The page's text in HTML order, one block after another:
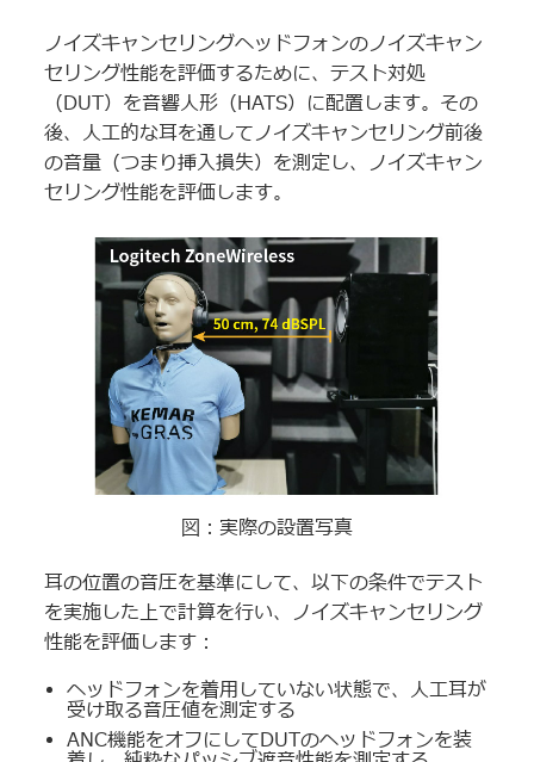
ノイズキャンセリングヘッドフォンのノイズキャン
セリング性能を評価するために、テスト対処
（DUT）を音響人形（HATS）に配置します。その
後、人工的な耳を通してノイズキャンセリング前後
の音量（つまり挿入損失）を測定し、ノイズキャン
セリング性能を評価します。
図：実際の設置写真
耳の位置の音圧を基準にして、以下の条件でテスト
を実施した上で計算を行い、ノイズキャンセリング
性能を評価します：
ヘッドフォンを着用していない状態で、人工耳が
受け取る音圧値を測定する
ANC機能をオフにしてDUTのヘッドフォンを装